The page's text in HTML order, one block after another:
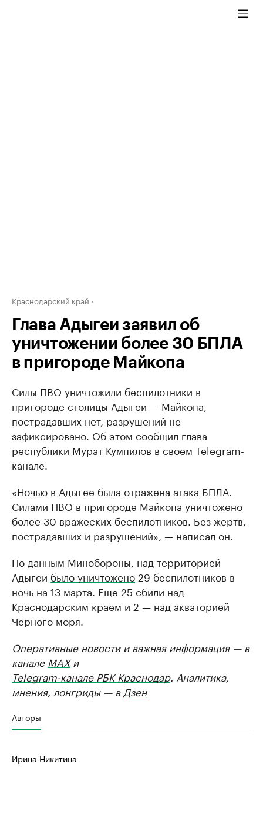
Краснодарский край
Глава Адыгеи заявил об
уничтожении более 30 БПЛА
в пригороде Майкопа
Силы ПВО уничтожили беспилотники в
пригороде столицы Адыгеи — Майкопа,
пострадавших нет, разрушений не
зафиксировано. Об этом сообщил глава
республики Мурат Кумпилов в своем Telegram-
канале.
«Ночью в Адыгее была отражена атака БПЛА.
Силами ПВО в пригороде Майкопа уничтожено
более 30 вражеских беспилотников. Без жертв,
пострадавших и разрушений», — написал он.
По данным Минобороны, над территорией
Адыгеи было уничтожено 29 беспилотников в
ночь на 13 марта. Еще 25 сбили над
Краснодарским краем и 2 — над акваторией
Черного моря.
Оперативные новости и важная информация — в
канале MAXи
Telegram-канале РБК Краснодар. Аналитика,
мнения, лонгриды — в Дзен
Авторы
Ирина Никитина